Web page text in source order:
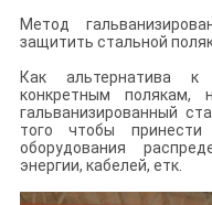
Метод
защитить стальной
Как альтернатива
конкретным полякам,
гальванизированный
того чтобы принести
оборудования
энергии, кабелей, етк.